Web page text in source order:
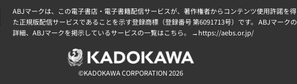
ABJマークは、この電子書店・電子書籍配信サービスが、著作権者からコンテンツ使用許諾を得
た正規版配信サービスであることを示す登録商標（登録番号 第6091713号）です。 ABJマークの
詳細、ABJマークを掲示しているサービスの一覧はこちら。 →https://aebs.or.jp/
©KADOKAWA CORPORATION 2026